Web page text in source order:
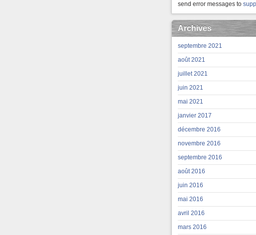
send error messages to
Archives
septembre 2021
août 2021
juillet 2021
juin 2021
mai 2021
janvier 2017
décembre 2016
novembre 2016
septembre 2016
août 2016
juin 2016
mai 2016
avril 2016
mars 2016